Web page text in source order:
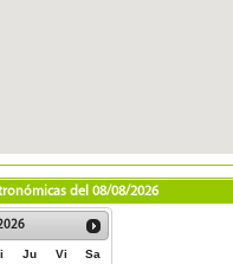
del 08/08/2026
Ju Vi
Sa